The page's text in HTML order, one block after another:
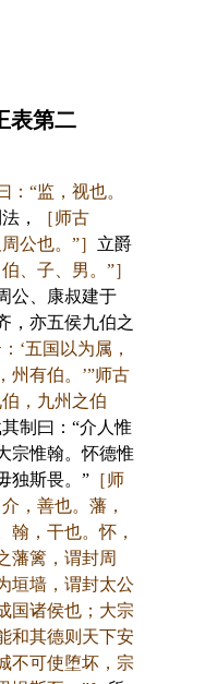
表第二
：“监，视也。
，
［师古
公也。”］ 立爵
、子、男。”］
公、康叔建于
，亦五侯九伯之
‘五国以为属，
州有伯。’”师古
，九州之伯
其制曰：“介人惟
宗惟翰。怀德惟
独斯畏。”［师
，善也。藩，
翰，干也。怀，
藩篱，谓封周
垣墙，谓封太公
国诸侯也；大宗
和其德则天下安
不可使堕坏，宗